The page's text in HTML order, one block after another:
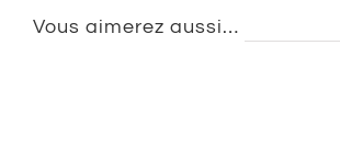
Vous aimerez aussi…